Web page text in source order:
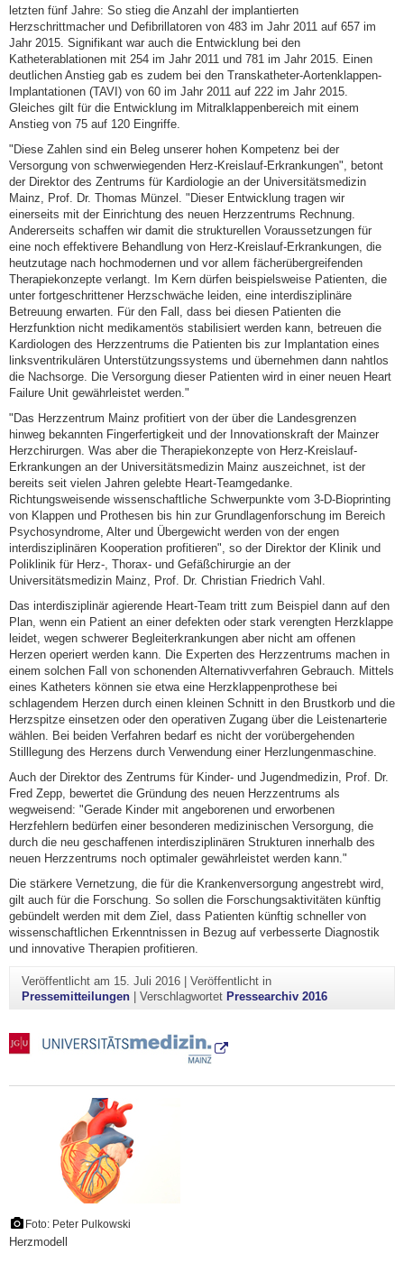
letzten fünf Jahre: So stieg die Anzahl der implantierten
Herzschrittmacher und Defibrillatoren von 483 im Jahr 2011 auf 657 im
Jahr 2015. Signifikant war auch die Entwicklung bei den
Katheterablationen mit 254 im Jahr 2011 und 781 im Jahr 2015. Einen
deutlichen Anstieg gab es zudem bei den Transkatheter-Aortenklappen-
Implantationen (TAVI) von 60 im Jahr 2011 auf 222 im Jahr 2015.
Gleiches gilt für die Entwicklung im Mitralklappenbereich mit einem
Anstieg von 75 auf 120 Eingriffe.
"Diese Zahlen sind ein Beleg unserer hohen Kompetenz bei der
Versorgung von schwerwiegenden Herz-Kreislauf-Erkrankungen", betont
der Direktor des Zentrums für Kardiologie an der Universitätsmedizin
Mainz, Prof. Dr. Thomas Münzel. "Dieser Entwicklung tragen wir
einerseits mit der Einrichtung des neuen Herzzentrums Rechnung.
Andererseits schaffen wir damit die strukturellen Voraussetzungen für
eine noch effektivere Behandlung von Herz-Kreislauf-Erkrankungen, die
heutzutage nach hochmodernen und vor allem fächerübergreifenden
Therapiekonzepte verlangt. Im Kern dürfen beispielsweise Patienten, die
unter fortgeschrittener Herzschwäche leiden, eine interdisziplinäre
Betreuung erwarten. Für den Fall, dass bei diesen Patienten die
Herzfunktion nicht medikamentös stabilisiert werden kann, betreuen die
Kardiologen des Herzzentrums die Patienten bis zur Implantation eines
linksventrikulären Unterstützungssystems und übernehmen dann nahtlos
die Nachsorge. Die Versorgung dieser Patienten wird in einer neuen Heart
Failure Unit gewährleistet werden."
"Das Herzzentrum Mainz profitiert von der über die Landesgrenzen
hinweg bekannten Fingerfertigkeit und der Innovationskraft der Mainzer
Herzchirurgen. Was aber die Therapiekonzepte von Herz-Kreislauf-
Erkrankungen an der Universitätsmedizin Mainz auszeichnet, ist der
bereits seit vielen Jahren gelebte Heart-Teamgedanke.
Richtungsweisende wissenschaftliche Schwerpunkte vom 3-D-Bioprinting
von Klappen und Prothesen bis hin zur Grundlagenforschung im Bereich
Psychosyndrome, Alter und Übergewicht werden von der engen
interdisziplinären Kooperation profitieren", so der Direktor der Klinik und
Poliklinik für Herz-, Thorax- und Gefäßchirurgie an der
Universitätsmedizin Mainz, Prof. Dr. Christian Friedrich Vahl.
Das interdisziplinär agierende Heart-Team tritt zum Beispiel dann auf den
Plan, wenn ein Patient an einer defekten oder stark verengten Herzklappe
leidet, wegen schwerer Begleiterkrankungen aber nicht am offenen
Herzen operiert werden kann. Die Experten des Herzzentrums machen in
einem solchen Fall von schonenden Alternativverfahren Gebrauch. Mittels
eines Katheters können sie etwa eine Herzklappenprothese bei
schlagendem Herzen durch einen kleinen Schnitt in den Brustkorb und die
Herzspitze einsetzen oder den operativen Zugang über die Leistenarterie
wählen. Bei beiden Verfahren bedarf es nicht der vorübergehenden
Stilllegung des Herzens durch Verwendung einer Herzlungenmaschine.
Auch der Direktor des Zentrums für Kinder- und Jugendmedizin, Prof. Dr.
Fred Zepp, bewertet die Gründung des neuen Herzzentrums als
wegweisend: "Gerade Kinder mit angeborenen und erworbenen
Herzfehlern bedürfen einer besonderen medizinischen Versorgung, die
durch die neu geschaffenen interdisziplinären Strukturen innerhalb des
neuen Herzzentrums noch optimaler gewährleistet werden kann."
Die stärkere Vernetzung, die für die Krankenversorgung angestrebt wird,
gilt auch für die Forschung. So sollen die Forschungsaktivitäten künftig
gebündelt werden mit dem Ziel, dass Patienten künftig schneller von
wissenschaftlichen Erkenntnissen in Bezug auf verbesserte Diagnostik
und innovative Therapien profitieren.
Veröffentlicht am 15. Juli 2016| Veröffentlicht in
Pressemitteilungen| Verschlagwortet Pressearchiv 2016
Foto: Peter Pulkowski
Herzmodell